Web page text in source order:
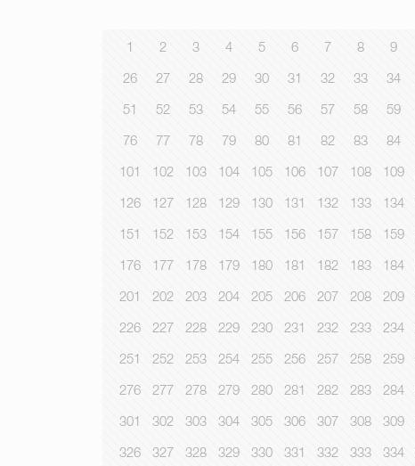
1 2 3 4 5 6 7 8 9
26 27 28 29 30 31 32 33 34
51 52 53 54 55 56 57 58 59
76 77 78 79 80 81 82 83 84
101 102 103 104 105 106 107 108 109
126 127 128 129 130 131 132 133 134
151 152 153 154 155 156 157 158 159
176 177 178 179 180 181 182 183 184
201 202 203 204 205 206 207 208 209
226 227 228 229 230 231 232 233 234
251 252 253 254 255 256 257 258 259
276 277 278 279 280 281 282 283 284
301 302 303 304 305 306 307 308 309
326 327 328 329 330 331 332 333 334